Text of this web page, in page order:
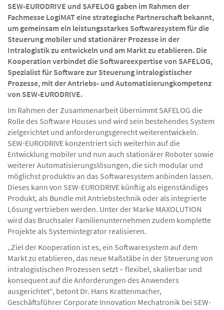
SEW-EURODRIVE und SAFELOG gaben im Rahmen der
Fachmesse LogiMAT eine strategische Partnerschaft bekannt,
um gemeinsam ein leistungsstarkes Softwaresystem für die
Steuerung mobiler und stationärer Prozesse in der
Intralogistik zu entwickeln und am Markt zu etablieren. Die
Kooperation verbindet die Softwareexpertise von SAFELOG,
Spezialist für Software zur Steuerung intralogistischer
Prozesse, mit der Antriebs- und Automatisierungkompetenz
von SEW-EURODRIVE.
Im Rahmen der Zusammenarbeit übernimmt SAFELOG die
Rolle des Software Houses und wird sein bestehendes System
zielgerichtet und anforderungsgerecht weiterentwickeln.
SEW-EURODRIVE konzentriert sich weiterhin auf die
Entwicklung mobiler und nun auch stationärer Roboter sowie
weiterer Automatisierungslösungen, die sich modular und
möglichst produktiv an das Softwaresystem anbinden lassen.
Dieses kann von SEW-EURODRIVE künftig als eigenständiges
Produkt, als Bundle mit Antriebstechnik oder als integrierte
Lösung vertrieben werden. Unter der Marke MAXOLUTION
wird das Bruchsaler Familienunternehmen zudem komplette
Projekte als Systemintegrator realisieren.
„Ziel der Kooperation ist es, ein Softwaresystem auf dem
Markt zu etablieren, das neue Maßstäbe in der Steuerung von
intralogistischen Prozessen setzt – flexibel, skalierbar und
konsequent auf die Anforderungen des Anwenders
ausgerichtet“, betont Dr. Hans Krattenmacher,
Geschäftsführer Corporate Innovation Mechatronik bei SEW-